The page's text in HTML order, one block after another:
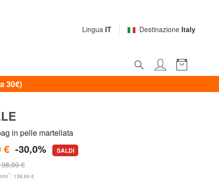
Lingua IT Destinazione Italy
30€)
in pelle martellata
€ -30,0% SALDI
€
**: 138,60 €